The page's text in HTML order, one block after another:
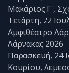
Μακάριος Γ',
Τετάρτη, 22
Αμφιθέατρο
Λάρνακας 2026
Παρασκευή, 24
Κουρίου,